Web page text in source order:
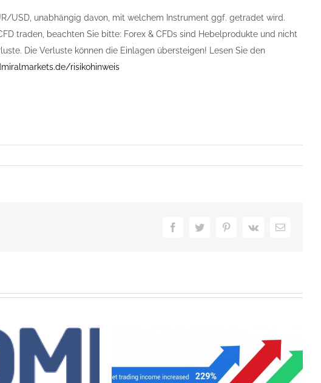
USD, unabhängig davon, mit welchem Instrument ggf. getradet wird.
traden, beachten Sie bitte: Forex & CFDs sind Hebelprodukte und nicht
Die Verluste können die Einlagen übersteigen! Lesen Sie den
risikohinweis
FacebookTwitterPinterest
Vk
E-